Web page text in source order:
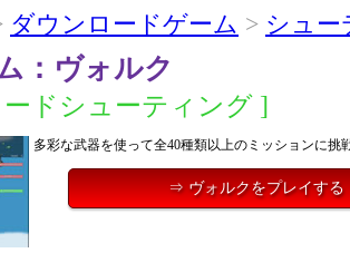
ダウンロードゲーム > シュー
：ヴォルク
ドシューティング ]
多彩な武器を使って全40種類以上のミッションに挑
⇒ ヴォルクをプレイする